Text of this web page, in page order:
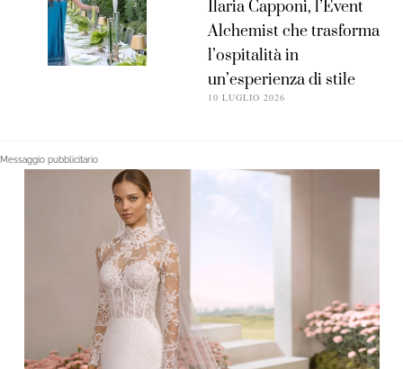
Ilaria Capponi, l’Event
Alchemist che trasforma
l’ospitalità in
un’esperienza di stile
10 LUGLIO 2026
Messaggio pubblicitario